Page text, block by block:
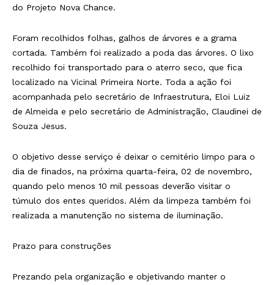
do Projeto Nova Chance.
Foram recolhidos folhas, galhos de árvores e a grama
cortada. Também foi realizado a poda das árvores. O lixo
recolhido foi transportado para o aterro seco, que fica
localizado na Vicinal Primeira Norte. Toda a ação foi
acompanhada pelo secretário de Infraestrutura, Eloi Luiz
de Almeida e pelo secretário de Administração, Claudinei de
Souza Jesus.
O objetivo desse serviço é deixar o cemitério limpo para o
dia de finados, na próxima quarta-feira, 02 de novembro,
quando pelo menos 10 mil pessoas deverão visitar o
túmulo dos entes queridos. Além da limpeza também foi
realizada a manutenção no sistema de iluminação.
Prazo para construções
Prezando pela organização e objetivando manter o